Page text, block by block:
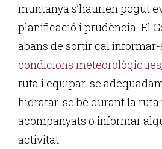
muntanya s’haurien pogut
planificació i prudència. El
abans de sortir cal informar-
condicions meteorològiques
ruta i equipar-se
hidratar-se bé durant la ruta
acompanyats o informar
activitat.